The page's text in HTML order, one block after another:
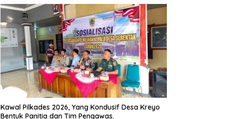
Kawal Pilkades 2026, Yang Kondusif Desa Kreyo
Bentuk Panitia dan Tim Pengawas.